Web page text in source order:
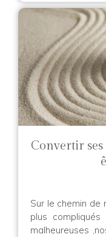
Convertir
Sur le chemin
plus
malheureuses